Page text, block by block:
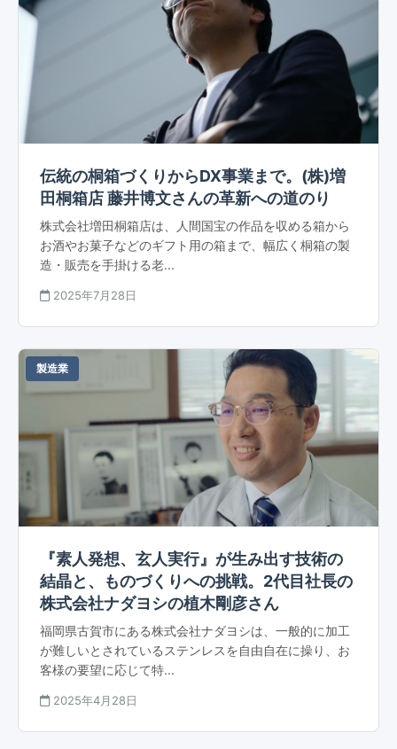
伝統の桐箱づくりからDX事業まで。(株)増
田桐箱店 藤井博文さんの革新への道のり
株式会社増田桐箱店は、人間国宝の作品を収める箱から
お酒やお菓子などのギフト用の箱まで、幅広く桐箱の製
造・販売を手掛ける老...
2025年7月28日
製造業
『素人発想、玄人実行』が生み出す技術の
結晶と、ものづくりへの挑戦。2代目社長の
株式会社ナダヨシの植木剛彦さん
福岡県古賀市にある株式会社ナダヨシは、一般的に加工
が難しいとされているステンレスを自由自在に操り、お
客様の要望に応じて特...
2025年4月28日